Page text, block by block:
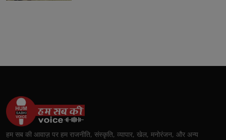
हम सब की आवाज़ पर हम राजनीति, संस्कृति, व्यापार, खेल, मनोरंजन, और अन्य